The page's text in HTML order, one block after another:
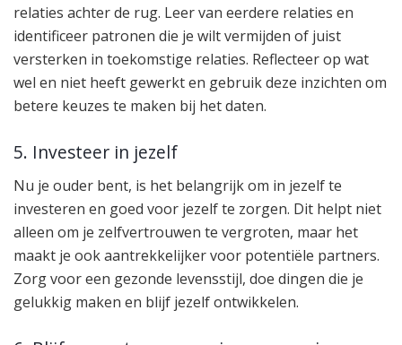
relaties achter de rug. Leer van eerdere relaties en
identificeer patronen die je wilt vermijden of juist
versterken in toekomstige relaties. Reflecteer op wat
wel en niet heeft gewerkt en gebruik deze inzichten om
betere keuzes te maken bij het daten.
5. Investeer in jezelf
Nu je ouder bent, is het belangrijk om in jezelf te
investeren en goed voor jezelf te zorgen. Dit helpt niet
alleen om je zelfvertrouwen te vergroten, maar het
maakt je ook aantrekkelijker voor potentiële partners.
Zorg voor een gezonde levensstijl, doe dingen die je
gelukkig maken en blijf jezelf ontwikkelen.